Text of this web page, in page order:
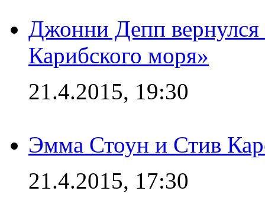
Джонни Депп
Карибского моря»
21.4.2015, 19:30
Эмма Стоун и Стив
21.4.2015, 17:30